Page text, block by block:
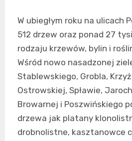
W ubiegłym roku na ulicach
512 drzew oraz ponad 27
rodzaju krzewów, bylin i
Wśród nowo nasadzonej
Stablewskiego, Grobla,
Ostrowskiej, Spławie,
Browarnej i Poszwińskiego
drzewa jak platany
drobnolistne, kasztanowce